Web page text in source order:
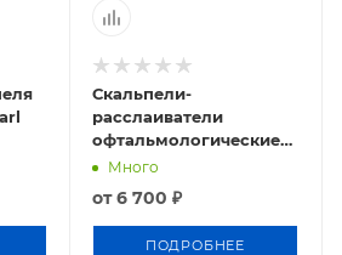
Скальпели-
расслаиватели
офтальмологические
6шт/уп. MANI Япония
Много
от6 700 ₽
ПОДРОБНЕЕ